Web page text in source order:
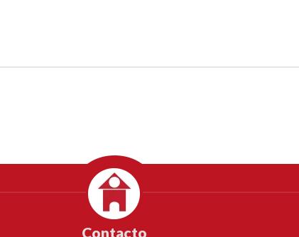
Contacto